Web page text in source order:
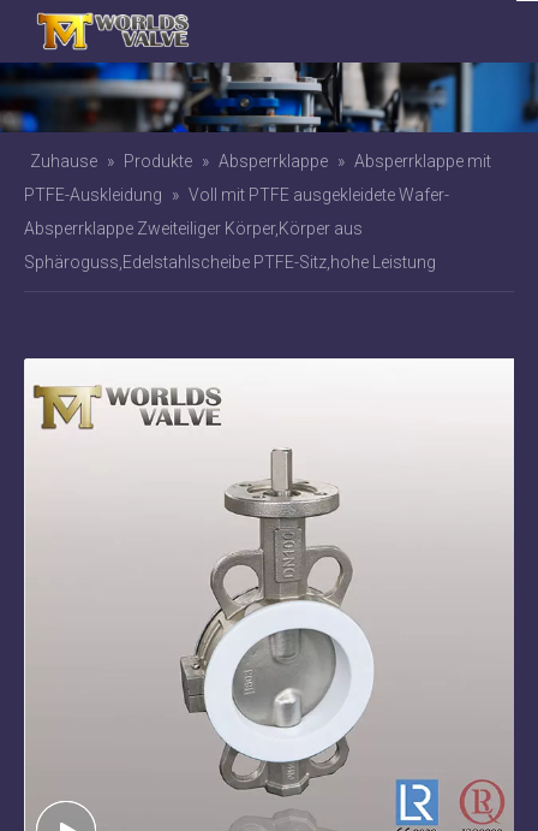
Zuhause » Produkte » Absperrklappe » Absperrklappe mit
PTFE-Auskleidung
» Voll mit PTFE ausgekleidete Wafer-
Absperrklappe Zweiteiliger Körper,Körper aus
Sphäroguss,Edelstahlscheibe PTFE-Sitz,hohe Leistung